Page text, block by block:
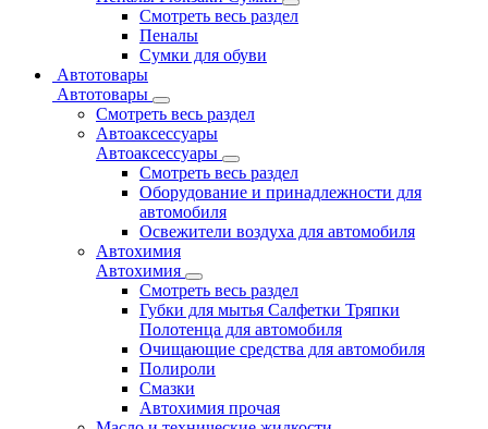
Смотреть весь раздел
Пеналы
Сумки для обуви
Автотовары
Автотовары
Смотреть весь раздел
Автоаксессуары
Автоаксессуары
Смотреть весь раздел
Оборудование и принадлежности для
автомобиля
Освежители воздуха для автомобиля
Автохимия
Автохимия
Смотреть весь раздел
Губки для мытья Салфетки Тряпки
Полотенца для автомобиля
Очищающие средства для автомобиля
Полироли
Смазки
Автохимия прочая